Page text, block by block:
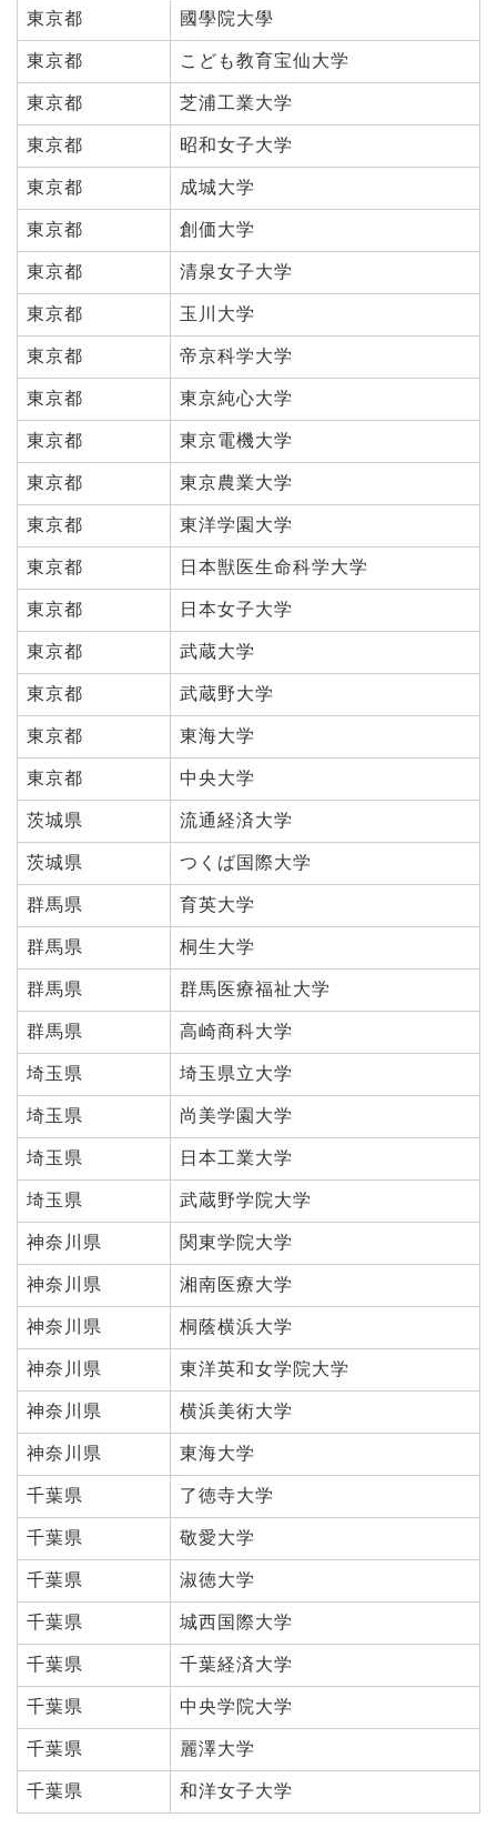
東京都 國學院大學
東京都 こども教育宝仙大学
東京都 芝浦工業大学
東京都 昭和女子大学
東京都 成城大学
東京都 創価大学
東京都 清泉女子大学
東京都 玉川大学
東京都 帝京科学大学
東京都 東京純心大学
東京都 東京電機大学
東京都 東京農業大学
東京都 東洋学園大学
東京都 日本獣医生命科学大学
東京都 日本女子大学
東京都 武蔵大学
東京都 武蔵野大学
東京都 東海大学
東京都 中央大学
茨城県 流通経済大学
茨城県 つくば国際大学
群馬県 育英大学
群馬県 桐生大学
群馬県 群馬医療福祉大学
群馬県 高崎商科大学
埼玉県 埼玉県立大学
埼玉県 尚美学園大学
埼玉県 日本工業大学
埼玉県 武蔵野学院大学
神奈川県 関東学院大学
神奈川県 湘南医療大学
神奈川県 桐蔭横浜大学
神奈川県 東洋英和女学院大学
神奈川県 横浜美術大学
神奈川県 東海大学
千葉県 了徳寺大学
千葉県 敬愛大学
千葉県 淑徳大学
千葉県 城西国際大学
千葉県 千葉経済大学
千葉県 中央学院大学
千葉県 麗澤大学
千葉県 和洋女子大学